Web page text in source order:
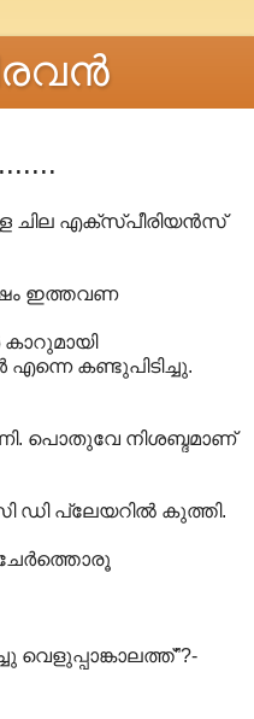
ചില എക്സ്പീരിയൻസ്
ഇത്തവണ
കണ്ടുപിടിച്ചു.
പൊതുവേ നിശബ്ദമാണ്
ഡി പ്ലേയറിൽ കുത്തി.
ചേർത്തൊരൂ